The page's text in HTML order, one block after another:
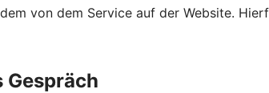
von dem Service auf der Website.
Gespräch